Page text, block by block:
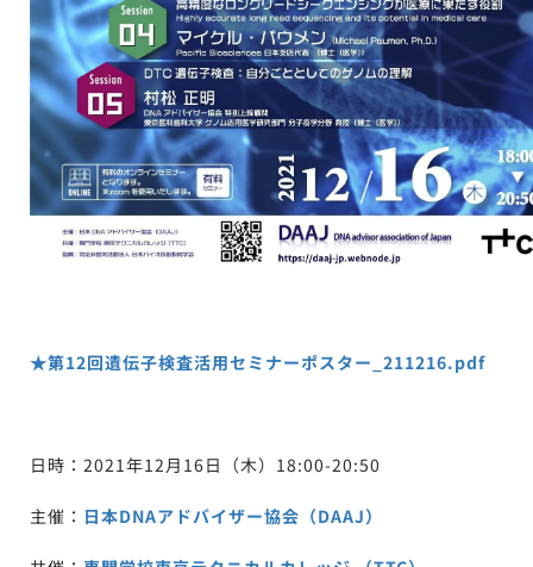
★第12回遺伝子検査活用セミナーポスター_211216.pdf
日時：2021年12月16日（木）18:00-20:50
主催： 日本DNAアドバイザー協会（DAAJ）